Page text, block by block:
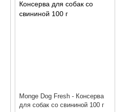
Monge Dog Fresh - Консерва
для собак со свининой 100 г